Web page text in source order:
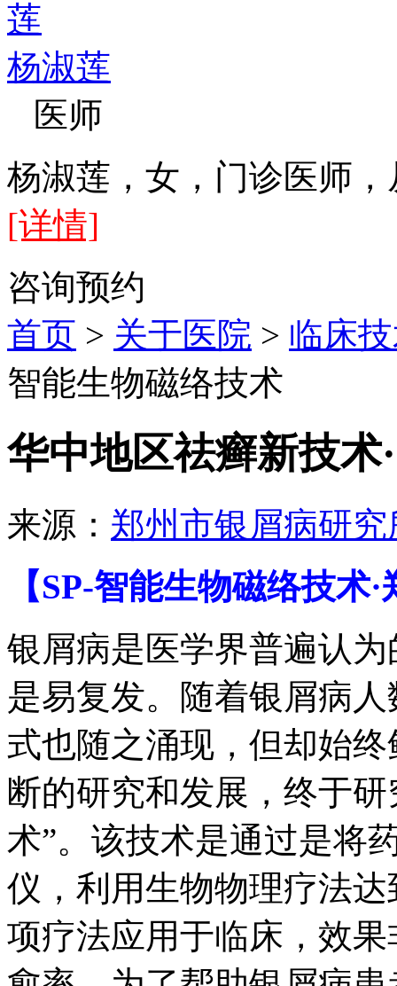
杨淑莲
医师
杨淑莲，女，门诊医师
[详情]
咨询预约
首页 > 关于医院 > 临床
智能生物磁络技术
华中地区祛癣新技术
来源： 郑州市银屑病研究
【SP-智能生物磁络技术
银屑病是医学界普遍认
是易复发。随着银屑病
式也随之涌现，但却始
断的研究和发展，终于
术”。该技术是通过是将
仪，利用生物物理疗法
项疗法应用于临床，效